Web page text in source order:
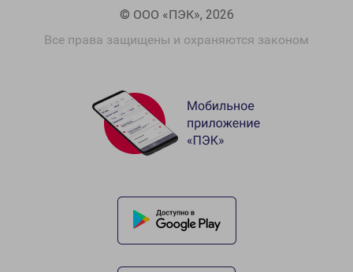
© ООО «ПЭК», 2026
Все права защищены и охраняются законом